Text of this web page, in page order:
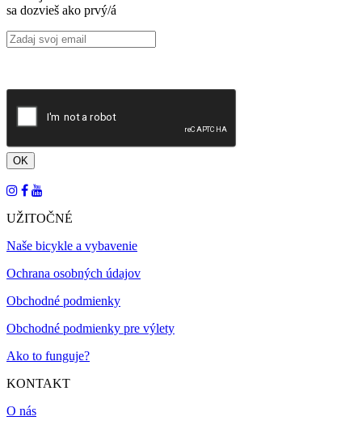
sa dozvieš ako prvý/á
UŽITOČNÉ
Naše bicykle a vybavenie
Ochrana osobných údajov
Obchodné podmienky
Obchodné podmienky pre výlety
Ako to funguje?
KONTAKT
O nás